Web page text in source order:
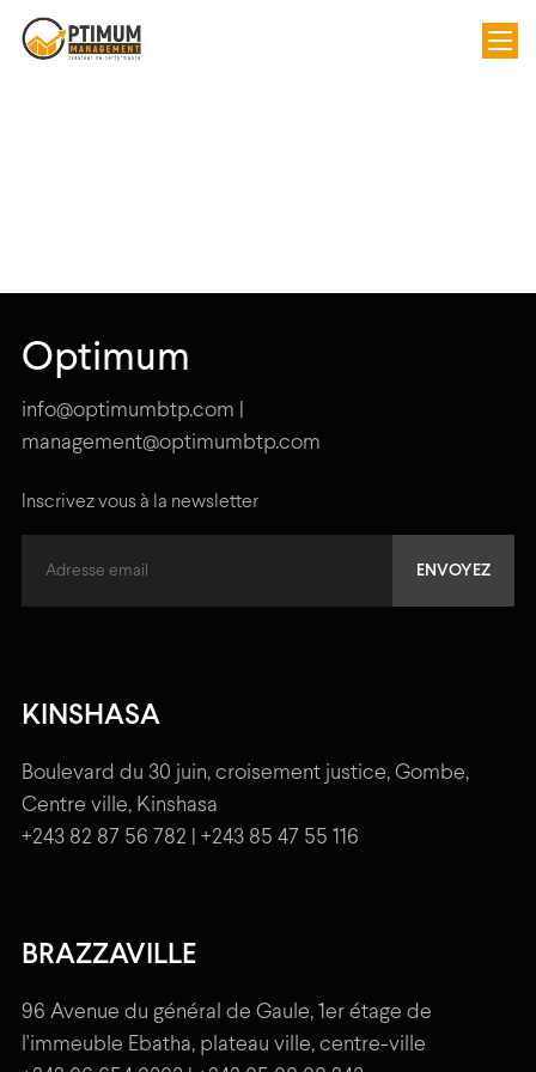
Optimum
info@optimumbtp.com |
management@optimumbtp.com
Inscrivez vous à la newsletter
KINSHASA
Boulevard du 30 juin, croisement justice, Gombe,
Centre ville, Kinshasa
+243 82 87 56 782 | +243 85 47 55 116
BRAZZAVILLE
96 Avenue du général de Gaule, 1er étage de
l'immeuble Ebatha, plateau ville, centre-ville